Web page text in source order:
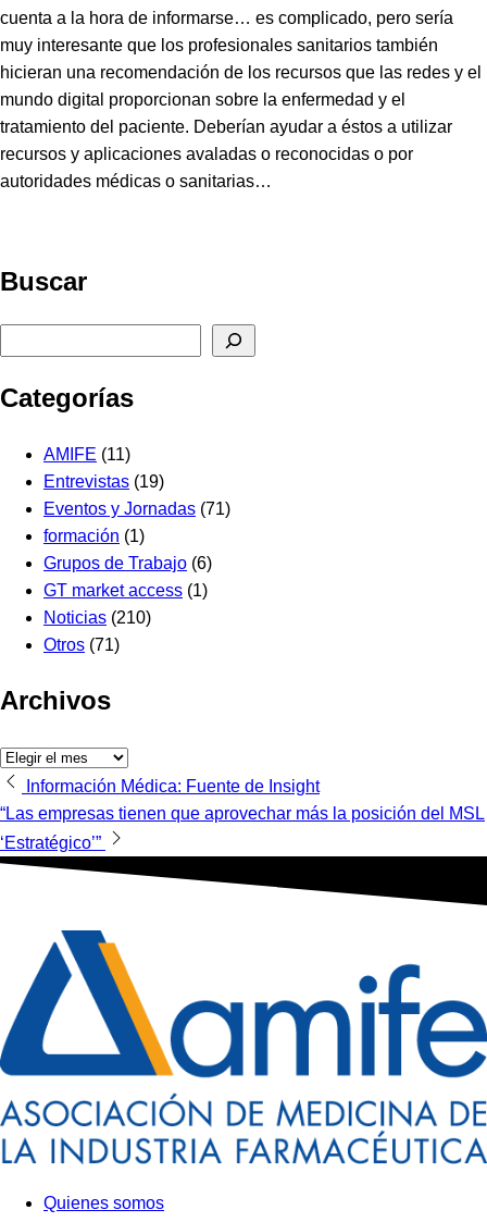
cuenta a la hora de informarse… es complicado, pero sería
muy interesante que los profesionales sanitarios también
hicieran una recomendación de los recursos que las redes y el
mundo digital proporcionan sobre la enfermedad y el
tratamiento del paciente. Deberían ayudar a éstos a utilizar
recursos y aplicaciones avaladas o reconocidas o por
autoridades médicas o sanitarias…
Buscar
Categorías
AMIFE (11)
Entrevistas (19)
Eventos y Jornadas (71)
formación (1)
Grupos de Trabajo (6)
GT market access (1)
Noticias (210)
Otros (71)
Archivos
Archivos
Navegación
de
entradas
Información Médica: Fuente de Insight
“Las empresas tienen que aprovechar más la posición del MSL
‘Estratégico’”
Quienes somos